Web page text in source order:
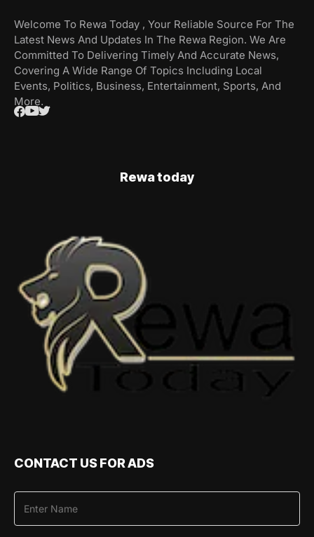
Welcome To Rewa Today , Your Reliable Source For The
Latest News And Updates In The Rewa Region. We Are
Committed To Delivering Timely And Accurate News,
Covering A Wide Range Of Topics Including Local
Events, Politics, Business, Entertainment, Sports, And
More.
Rewa today
CONTACT US FOR ADS